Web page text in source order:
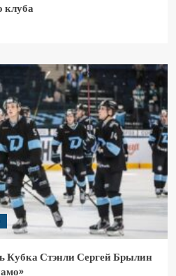
клуба
Кубка Стэнли Сергей Брылин